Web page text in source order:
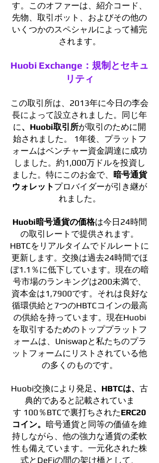
す。このオファーは、紹介コード、
先物、取引ボット、およびその他の
いくつかのスペシャルによって補完
されます。
Huobi Exchange：規制とセキュ
リティ
この取引所は、2013年に今日の李会
長によって設立されました。同じ年
に、Huobi取引所が取引のために開
始されました。 1年後、プラットフ
ォームはベンチャー資金調達に成功
しました。約1,000万ドルを投資し
ました。特にこのお金で、 暗号通貨
ウォレット プロバイダーが引き継が
れました。
Huobi暗号通貨の価格は今日24時間
の取引レートで提供されます。
HBTCをリアルタイムでドルレートに
更新します。交換は過去24時間でほ
ぼ1.1％に低下しています。現在の暗
号市場のランキングは200未満で、
資本金は1,7900です。それは良好な
循環供給と7つのHBTCコインの最高
の供給を持っています。現在Huobi
を取引するためのトッププラットフ
ォームは、Uniswapと私たちのプラ
ットフォームにリストされている他
の多くのものです。
Huobi交換により発足、HBTCは、 古
典的であると記載されていま
す 100％BTCで裏打ちされたERC20
コイン。 暗号通貨と同等の価値を維
持しながら、他の強力な通貨の柔軟
性も備えています。一元化された株
式とDeFiの間の架け橋として、